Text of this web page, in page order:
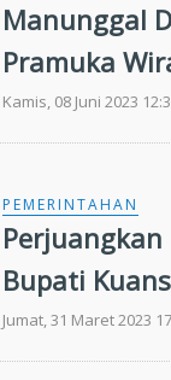
Manunggal
Pramuka
Laksanakan
Bina
Kamis, 08 Juni 2023
PEMERINTAHAN
Perjuangkan
Bupati
KLHK
Jumat, 31 Maret 2023